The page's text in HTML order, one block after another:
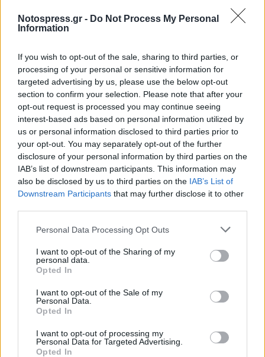
Notospress.gr - Do Not Process My Personal
Information
If you wish to opt-out of the sale, sharing to third parties, or
processing of your personal or sensitive information for
targeted advertising by us, please use the below opt-out
section to confirm your selection. Please note that after your
opt-out request is processed you may continue seeing
interest-based ads based on personal information utilized by
us or personal information disclosed to third parties prior to
your opt-out. You may separately opt-out of the further
disclosure of your personal information by third parties on the
IAB’s list of downstream participants. This information may
also be disclosed by us to third parties on the IAB’s List of
Downstream Participants that may further disclose it to other
Personal Data Processing Opt Outs
I want to opt-out of the Sharing of my
personal data.
Opted In
I want to opt-out of the Sale of my
Personal Data.
Opted In
I want to opt-out of processing my
Personal Data for Targeted Advertising.
Opted In